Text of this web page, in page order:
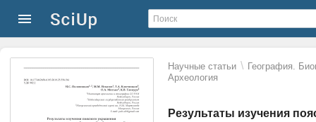
Научные статьи \ География.
Археология
Результаты изучения